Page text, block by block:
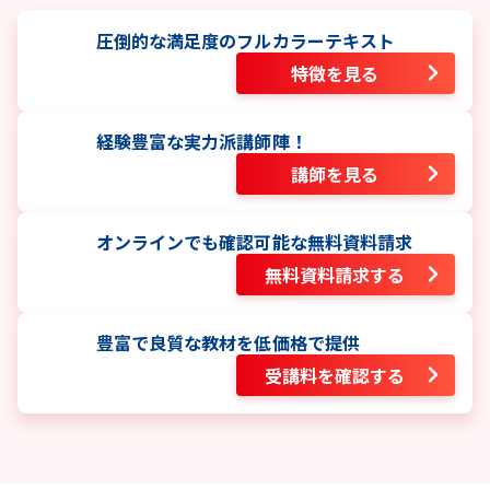
圧倒的な満足度のフルカラーテキスト
特徴を見る
経験豊富な実力派講師陣！
講師を見る
オンラインでも確認可能な無料資料請求
無料資料請求する
豊富で良質な教材を低価格で提供
受講料を確認する